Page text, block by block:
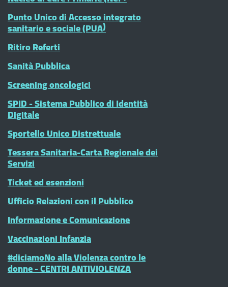
Punto Unico di Accesso integrato
sanitario e sociale (PUA)
Ritiro Referti
Sanità Pubblica
Screening oncologici
SPID - Sistema Pubblico di Identità
Digitale
Sportello Unico Distrettuale
Tessera Sanitaria-Carta Regionale dei
Servizi
Ticket ed esenzioni
Ufficio Relazioni con il Pubblico
Informazione e Comunicazione
Vaccinazioni Infanzia
#diciamoNo alla Violenza contro le
donne - CENTRI ANTIVIOLENZA